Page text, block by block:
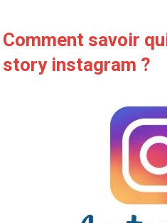
Comment savoir
story instagram ?